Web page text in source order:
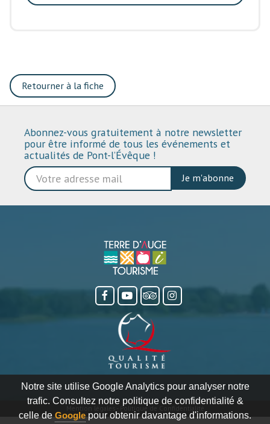
Notre site utilise Google Analytics pour analyser notre
trafic. Consultez notre politique de confidentialité &
celle de Google pour obtenir davantage d'informations.
Retourner à la fiche
Abonnez-vous gratuitement à notre newsletter
pour être informé de tous les événements et
actualités de Pont-l’Évêque !
Je m'abonne
Politique de Confidentialité